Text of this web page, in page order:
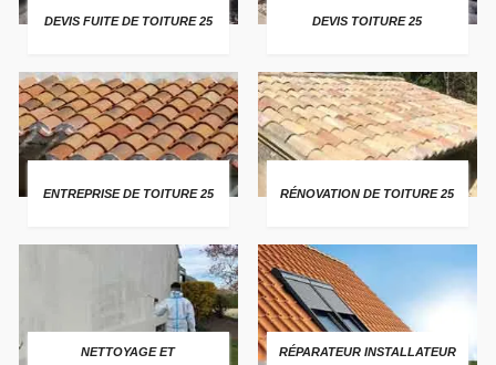
DEVIS FUITE DE TOITURE 25 DEVIS TOITURE 25
ENTREPRISE DE TOITURE 25 RÉNOVATION DE TOITURE 25
NETTOYAGE ET
RÉPARATEUR INSTALLATEUR